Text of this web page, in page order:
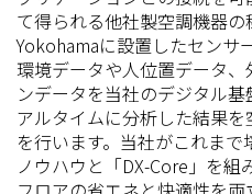
て得られる他社製空調機器
Yokohamaに設置したセンサ
環境データや人位置データ
ンデータを当社のデジタル
アルタイムに分析した結果
を行います。当社がこれま
ノウハウと「DX-Core」を組